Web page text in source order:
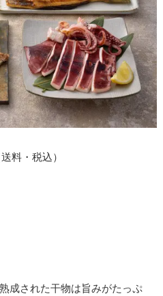
・税込）
成された干物は旨みがたっぷ